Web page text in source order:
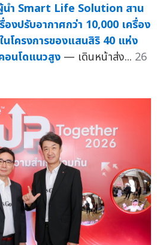
นำ Smart Life Solution สาน
งปรับอากาศกว่า 10,000 เครื่อง
นโครงการของแสนสิริ 40 แห่ง
อนโดแนวสูง — เดินหน้าส่ง... 26